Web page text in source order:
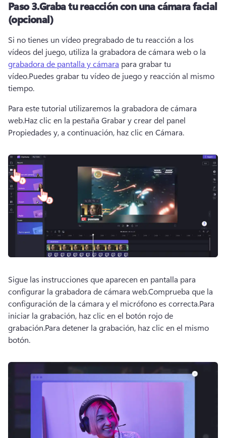
Paso 3.Graba tu reacción con una cámara facial
(opcional)
Si no tienes un vídeo pregrabado de tu reacción a los
vídeos del juego, utiliza la grabadora de cámara web o la
grabadora de pantalla y cámara para grabar tu
vídeo.Puedes grabar tu vídeo de juego y reacción al mismo
tiempo.
Para este tutorial utilizaremos la grabadora de cámara
web.Haz clic en la pestaña Grabar y crear del panel
Propiedades y, a continuación, haz clic en Cámara.
Sigue las instrucciones que aparecen en pantalla para
configurar la grabadora de cámara web.Comprueba que la
configuración de la cámara y el micrófono es correcta.Para
iniciar la grabación, haz clic en el botón rojo de
grabación.Para detener la grabación, haz clic en el mismo
botón.